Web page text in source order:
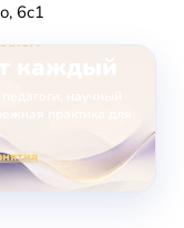
6с1
каждый
научный
практика для